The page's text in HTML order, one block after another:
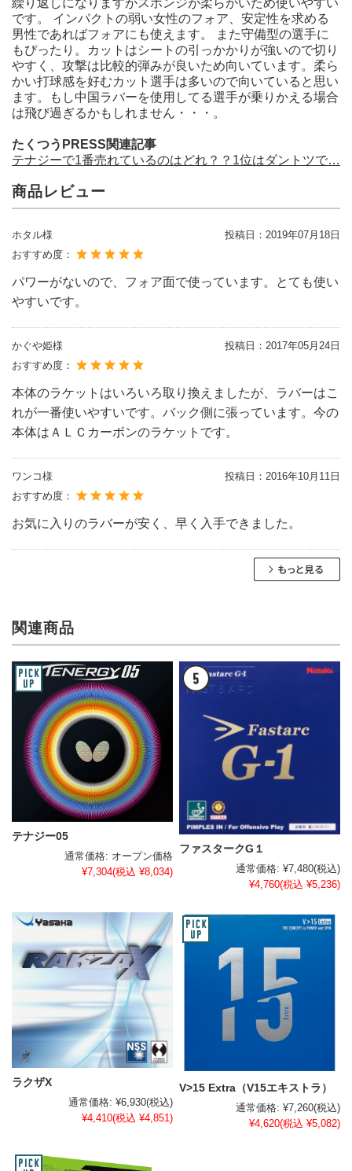
です。 インパクトの弱い女性のフォア、安定性を求める
男性であればフォアにも使えます。 また守備型の選手に
もぴったり。カットはシートの引っかかりが強いので切り
やすく、攻撃は比較的弾みが良いため向いています。柔ら
かい打球感を好むカット選手は多いので向いていると思い
ます。もし中国ラバーを使用してる選手が乗りかえる場合
は飛び過ぎるかもしれません・・・。
たくつうPRESS関連記事
テナジーで1番売れているのはどれ？？1位はダントツで…
商品レビュー
ホタル様 投稿日： 2019年07月18日
おすすめ度：
パワーがないので、フォア面で使っています。とても使い
やすいです。
かぐや姫様 投稿日： 2017年05月24日
おすすめ度：
本体のラケットはいろいろ取り換えましたが、ラバーはこ
れが一番使いやすいです。バック側に張っています。今の
本体はＡＬＣカーボンのラケットです。
ワンコ様 投稿日： 2016年10月11日
おすすめ度：
お気に入りのラバーが安く、早く入手できました。
関連商品
テナジー05
通常価格: オープン価格
¥7,304(税込 ¥8,034)
ファスタークG１
通常価格: ¥7,480(税込)
¥4,760(税込 ¥5,236)
ラクザX
通常価格: ¥6,930(税込)
¥4,410(税込 ¥4,851)
V>15 Extra（V15エキストラ）
通常価格: ¥7,260(税込)
¥4,620(税込 ¥5,082)